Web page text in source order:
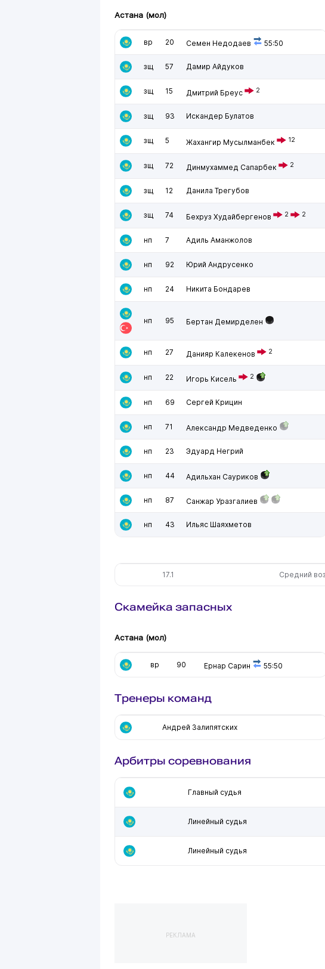
Астана (мол)
вр 20 Семен Недодаев 55:50
зщ 57 Дамир Айдуков
зщ 15 Дмитрий Бреус 2
зщ 93 Искандер Булатов
зщ 5 Жахангир Мусылманбек 12
зщ 72 Динмухаммед Сапарбек 2
зщ 12 Данила Трегубов
зщ 74 Бехруз Худайбергенов 2 2
нп 7 Адиль Аманжолов
нп 92 Юрий Андрусенко
нп 24 Никита Бондарев
нп 95 Бертан Демирделен
нп 27 Данияр Калекенов 2
нп 22 Игорь Кисель 2
нп 69 Сергей Крицин
нп 71 Александр Медведенко
нп 23 Эдуард Негрий
нп 44 Адильхан Сауриков
нп 87 Санжар Уразгалиев
нп 43 Ильяс Шаяхметов
17.1 Средний
Скамейка запасных
Астана (мол)
вр 90 Ернар Сарин 55:50
Тренеры команд
Андрей Залипятских
Арбитры соревнования
Главный судья
Линейный судья
Линейный судья
РЕКЛАМА